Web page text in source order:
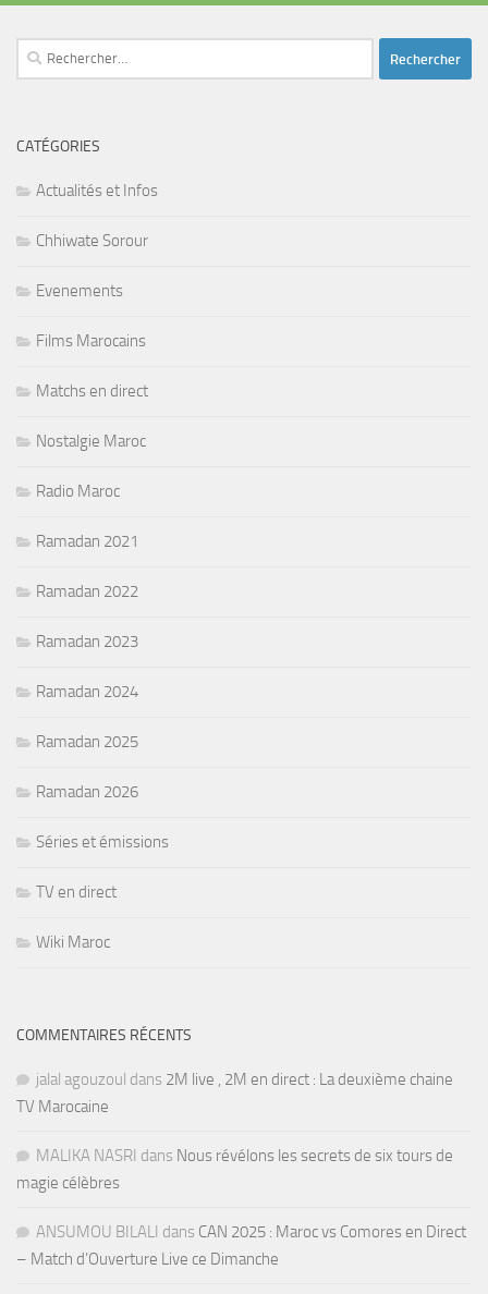
Rechercher :
CATÉGORIES
Actualités et Infos
Chhiwate Sorour
Evenements
Films Marocains
Matchs en direct
Nostalgie Maroc
Radio Maroc
Ramadan 2021
Ramadan 2022
Ramadan 2023
Ramadan 2024
Ramadan 2025
Ramadan 2026
Séries et émissions
TV en direct
Wiki Maroc
COMMENTAIRES RÉCENTS
jalal agouzoul dans 2M live , 2M en direct : La deuxième chaine
TV Marocaine
MALIKA NASRI dans Nous révélons les secrets de six tours de
magie célèbres
ANSUMOU BILALI dans CAN 2025 : Maroc vs Comores en Direct
– Match d’Ouverture Live ce Dimanche